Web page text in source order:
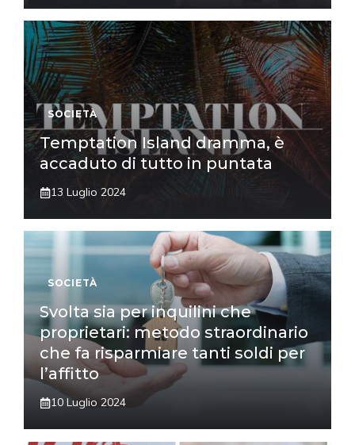
SOCIETÀ
Temptation Island dramma, è
accaduto di tutto in puntata
13 Luglio 2024
SOCIETÀ
Svolta sia per inquilini che
proprietari: metodo straordinario
che fa risparmiare tanti soldi per
l’affitto
10 Luglio 2024